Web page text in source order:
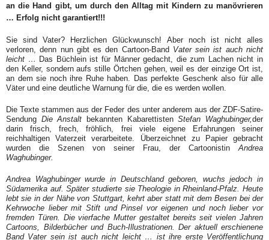
an die Hand gibt, um durch den Alltag mit Kindern zu manövrieren
… Erfolg nicht garantiert!!!
Sie sind Vater? Herzlichen Glückwunsch! Aber noch ist nicht alles
verloren, denn nun gibt es den Cartoon-Band Vater sein ist auch nicht
leicht … Das Büchlein ist für Männer gedacht, die zum Lachen nicht in
den Keller, sondern aufs stille Örtchen gehen, weil es der einzige Ort ist,
an dem sie noch ihre Ruhe haben. Das perfekte Geschenk also für alle
Väter und eine deutliche Warnung für die, die es werden wollen.
Die Texte stammen aus der Feder des unter anderem aus der ZDF-Satire-
Sendung Die Anstalt bekannten KabarettistenStefan Waghubinger,der
darin frisch, frech, fröhlich, frei viele eigene Erfahrungen seiner
reichhaltigen Vaterzeit verarbeitete. Überzeichnet zu Papier gebracht
wurden die Szenen von seiner Frau, der Cartoonistin Andrea
Waghubinger.
Andrea Waghubingerwurde in Deutschland geboren, wuchs jedoch in
Südamerika auf. Später studierte sie Theologie in Rheinland-Pfalz. Heute
lebt sie in der Nähe von Stuttgart, kehrt aber statt mit dem Besen bei der
Kehrwoche lieber mit Stift und Pinsel vor eigenen und noch lieber vor
fremden Türen. Die vierfache Mutter gestaltet bereits seit vielen Jahren
Cartoons, Bilderbücher und Buch-Illustrationen. Der aktuell erschienene
Band Vater sein ist auch nicht leicht … ist ihre erste Veröffentlichung